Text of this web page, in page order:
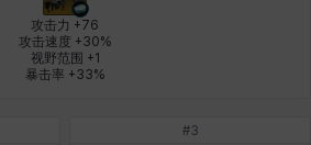
米尔卡 约翰
攻击力 +76
攻击速度 +30%
视野范围 +1
暴击率 +33%
#3